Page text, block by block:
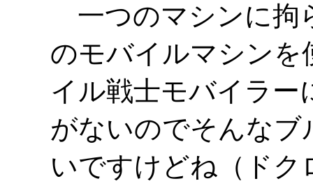
一つのマシンに拘
のモバイルマシンを
イル戦士モバイラー
がないのでそんな
いですけどね（ドク